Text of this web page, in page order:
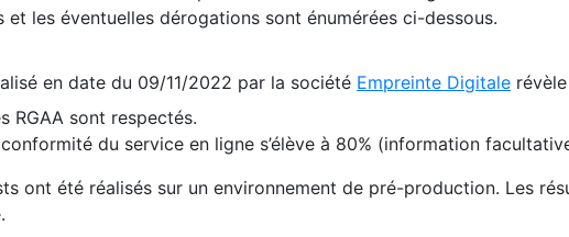
et les éventuelles dérogations sont énumérées ci-dessous.
en date du 09/11/2022 par la société Empreinte Digitale
RGAA sont respectés.
du service en ligne s’élève à 80% (information
ont été réalisés sur un environnement de pré-production. Les